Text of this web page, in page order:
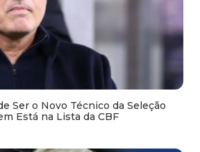
Ser o Novo Técnico da Seleção
Está na Lista da CBF